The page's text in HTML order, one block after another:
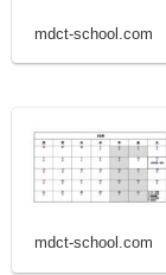
mdct-school.com
mdct-school.com